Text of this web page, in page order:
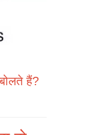
हैं?